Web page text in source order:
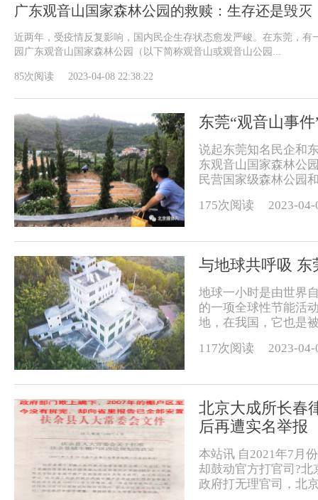
广东观音山国家森林公园的救赎：生存还是毁灭
近两年，受疫情反复影响，国内民企生存状态愈发严峻。在东莞，
园广东观音山国家森林公园（以下简称观音山或观音山公园...
85次阅读 2023-04-08 22:38:22
东莞“观音山事
说起东莞知名民企和
东观音山国家森林公
民营国家级森林公园
175次阅读
2023-
与地球共呼吸
地球一小时是由世界
的一项全球性节能活
地，在我国，它也是
117次阅读
2023-
北京大成所长春
后再遭实名举报
本站讯 自2021年7月
却鼓动官方打官司?
政府打无理官司，北